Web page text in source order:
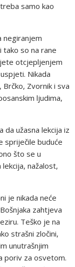
samo kao
negiranjem
tako so na rane
otcjepljenjem
Nikada
Zvornik i sva
ljudima,
užasna lekcija iz
spriječile buduće
što se u
nažalost,
je nikada neće
zahtjeva
Teško je na
strašni zločini,
unutrašnjim
poriv za osvetom.